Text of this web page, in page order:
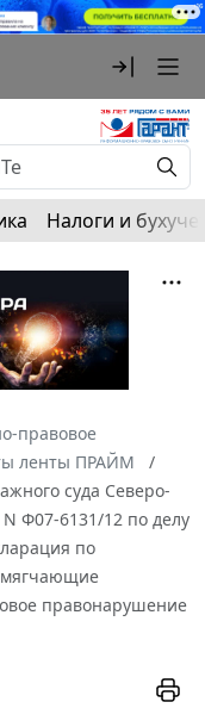
Налоги и
правовое
ленты ПРАЙМ
суда Северо-
N Ф07-6131/12 по делу
по
правонарушение